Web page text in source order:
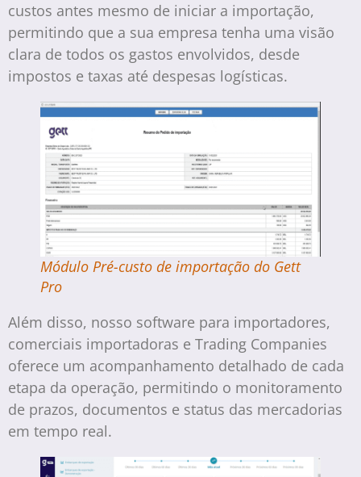
custos antes mesmo de iniciar a importação,
permitindo que a sua empresa tenha uma visão
clara de todos os gastos envolvidos, desde
impostos e taxas até despesas logísticas.
Módulo Pré-custo de importação do Gett
Pro
Além disso, nosso software para importadores,
comerciais importadoras e Trading Companies
oferece um acompanhamento detalhado de cada
etapa da operação, permitindo o monitoramento
de prazos, documentos e status das mercadorias
em tempo real.